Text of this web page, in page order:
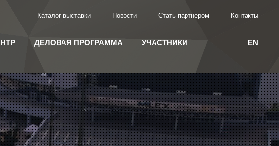
Каталог выставки Новости Стать партнером Контакты
EN
ДЕЛОВАЯ ПРОГРАММА УЧАСТНИКИ